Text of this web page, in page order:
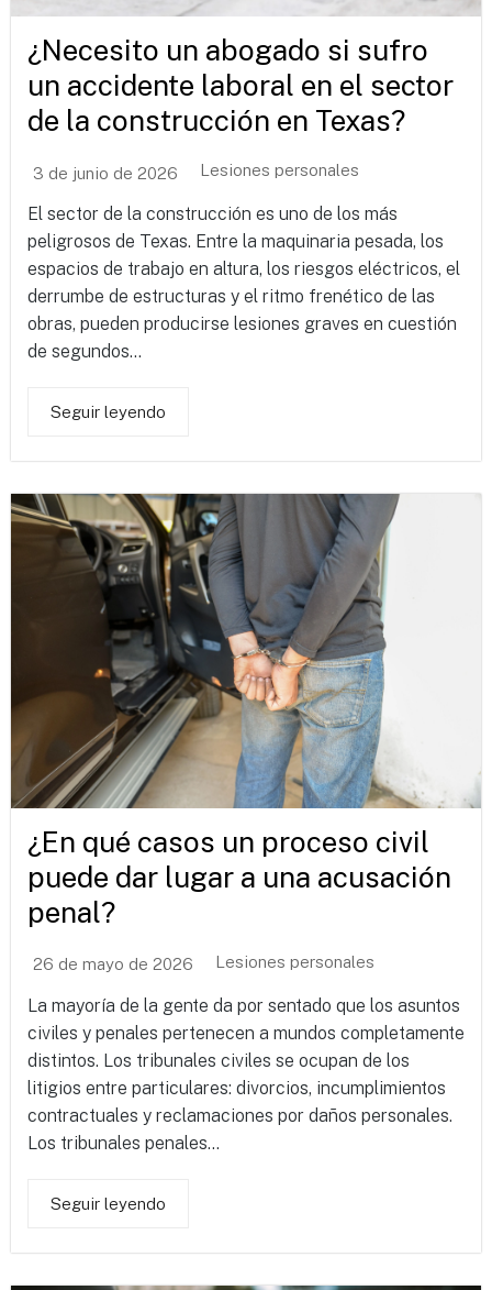
¿Necesito un abogado si sufro
un accidente laboral en el sector
de la construcción en Texas?
3 de junio de 2026 Lesiones personales
El sector de la construcción es uno de los más
peligrosos de Texas. Entre la maquinaria pesada, los
espacios de trabajo en altura, los riesgos eléctricos, el
derrumbe de estructuras y el ritmo frenético de las
obras, pueden producirse lesiones graves en cuestión
de segundos...
Seguir leyendo
¿En qué casos un proceso civil
puede dar lugar a una acusación
penal?
26 de mayo de 2026 Lesiones personales
La mayoría de la gente da por sentado que los asuntos
civiles y penales pertenecen a mundos completamente
distintos. Los tribunales civiles se ocupan de los
litigios entre particulares: divorcios, incumplimientos
contractuales y reclamaciones por daños personales.
Los tribunales penales...
Seguir leyendo